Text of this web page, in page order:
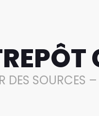
DES SOURCES